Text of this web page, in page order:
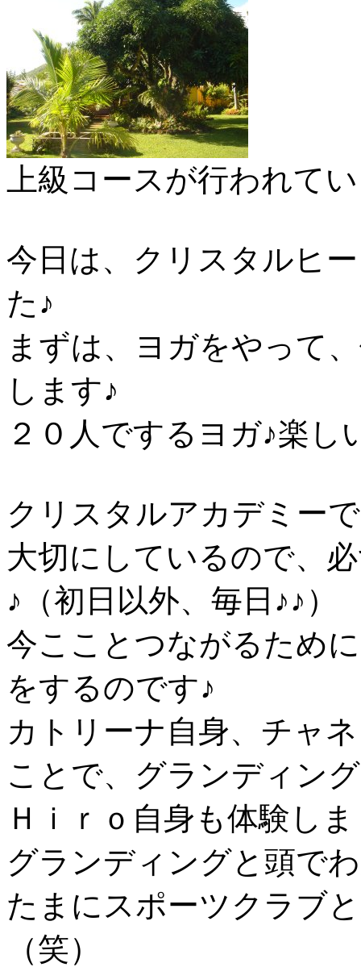
上級コースが行われて
今日は、クリスタルヒ
た♪
まずは、ヨガをやって
します♪
２０人でするヨガ♪楽し
クリスタルアカデミー
大切にしているので、
♪（初日以外、毎日♪♪）
今こことつながるため
をするのです♪
カトリーナ自身、チャ
ことで、グランディン
Ｈｉｒｏ自身も体験し
グランディングと頭で
たまにスポーツクラブ
（笑）